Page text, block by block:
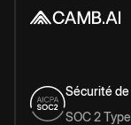
Sécurité
SOC 2